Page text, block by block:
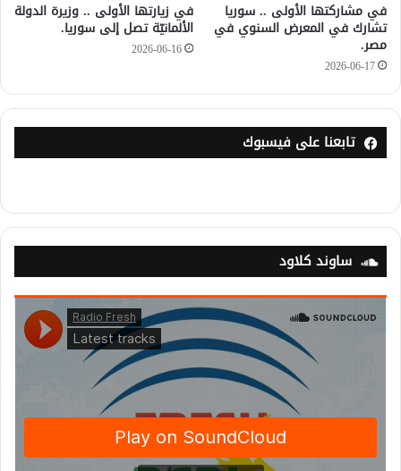
في مشاركتها الأولى .. سوريا
تشارك في المعرض السنوي في
مصر.
2026-06-17
في زيارتها الأولى .. وزيرة الدولة
الألمانيّة تصل إلى سوريا.
2026-06-16
تابعنا على فيسبوك
ساوند كلاود